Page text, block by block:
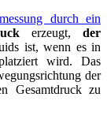
durch ein
erzeugt,der
ist, wenn es in
wird. Das
der
Gesamtdruck zu